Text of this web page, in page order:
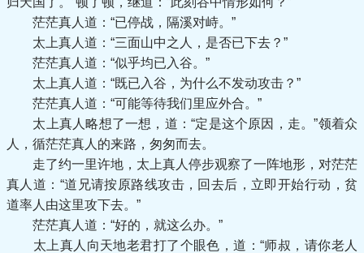
茫茫真人道：“已停战，隔溪对峙。”
太上真人道：“三面山中之人，是否已下去？”
茫茫真人道：“似乎均已入谷。”
太上真人道：“既已入谷，为什么不发动攻击？”
茫茫真人道：“可能等待我们里应外合。”
太上真人略想了一想，道：“定是这个原因，走。”领着众
人，循茫茫真人的来路，匆匆而去。
走了约一里许地，太上真人停步观察了一阵地形，对茫茫
真人道：“道兄请按原路线攻击，回去后，立即开始行动，贫
道率人由这里攻下去。”
茫茫真人道：“好的，就这么办。”
太上真人向天地老君打了个眼色，道：“师叔，请你老人